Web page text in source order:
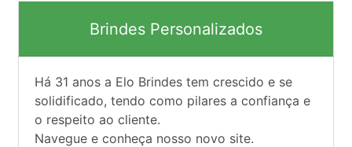
Brindes Personalizados
Há 31 anos a Elo Brindes tem crescido e se
solidificado, tendo como pilares a confiança e
o respeito ao cliente.
Navegue e conheça nosso novo site.